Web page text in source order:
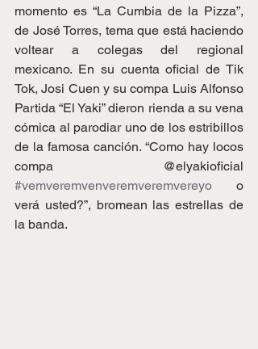
momento es “La Cumbia de la Pizza”,
de José Torres, tema que está haciendo
voltear a colegas del regional
mexicano. En su cuenta oficial de Tik
Tok, Josi Cuen y su compa Luis Alfonso
Partida “El Yaki” dieron rienda a su vena
cómica al parodiar uno de los estribillos
de la famosa canción. “Como hay locos
#vemveremvenveremveremvereyo o
verá usted?”, bromean las estrellas de
la banda.